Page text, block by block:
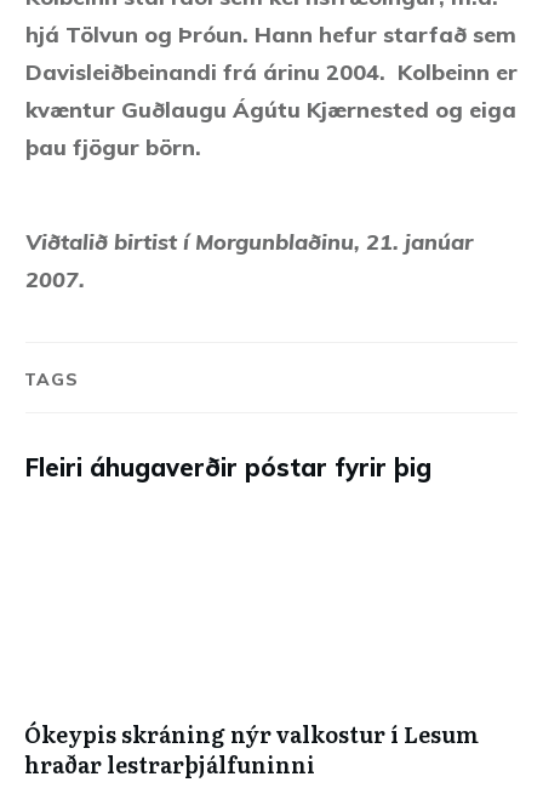
hjá Tölvun og Þróun. Hann hefur starfað sem
Davisleiðbeinandi frá árinu 2004. Kolbeinn er
kvæntur Guðlaugu Ágútu Kjærnested og eiga
þau fjögur börn.
Viðtalið birtist í Morgunblaðinu, 21. janúar
2007.
TAGS
Fleiri áhugaverðir póstar fyrir þig
Ókeypis skráning nýr valkostur í Lesum
hraðar lestrarþjálfuninni